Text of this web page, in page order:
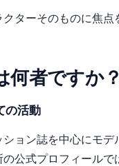
クターそのものに焦
何者ですか？
の活動
ション誌を中心にモデ
の公式プロフィールで